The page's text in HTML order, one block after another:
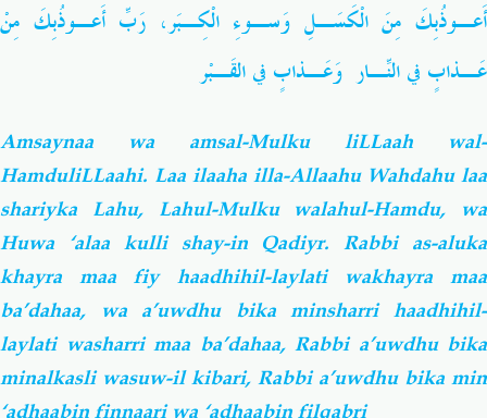
أَعـوذُبِكَ مِنَ الْكَسَـلِ وَسـوءِ الْكِـبَر، رَبِّ أَعـوذُبِكَ مِنْ
عَـذابٍ في النّـارِ وَعَـذابٍ في القَـبْر
Amsaynaa wa amsal-Mulku liLLaah wal-
HamduliLLaahi. Laa ilaaha illa-Allaahu Wahdahu laa
shariyka Lahu, Lahul-Mulku walahul-Hamdu, wa
Huwa ‘alaa kulli shay-in Qadiyr. Rabbi as-aluka
khayra maa fiy haadhihil-laylati wakhayra maa
ba’dahaa, wa a’uwdhu bika minsharri haadhihil-
laylati washarri maa ba’dahaa, Rabbi a’uwdhu bika
minalkasli wasuw-il kibari, Rabbi a’uwdhu bika min
‘adhaabin finnaari wa ‘adhaabin filqabri